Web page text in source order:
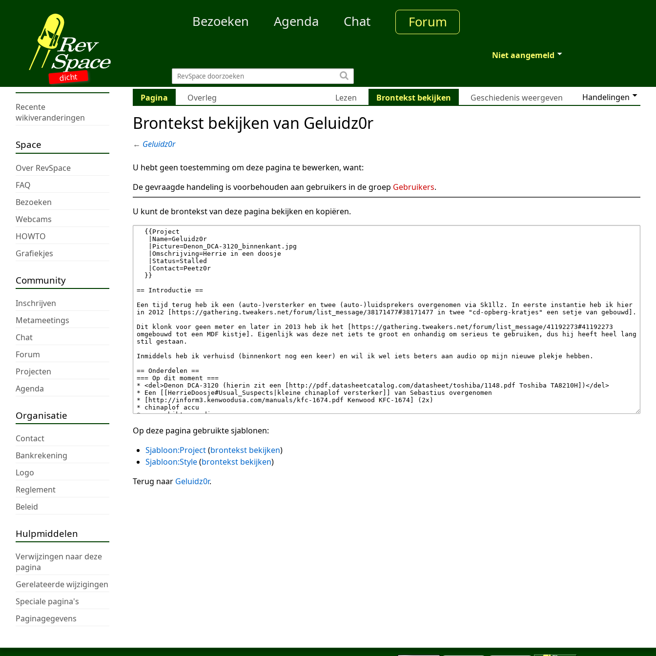
dicht
Bezoeken Agenda Chat Forum
Niet aangemeld
Recente
wikiveranderingen
Space
Over RevSpace
FAQ
Bezoeken
Webcams
HOWTO
Grafiekjes
Community
Inschrijven
Metameetings
Chat
Forum
Projecten
Agenda
Organisatie
Contact
Bankrekening
Logo
Reglement
Beleid
Hulpmiddelen
Verwijzingen naar deze
pagina
Gerelateerde wijzigingen
Speciale pagina's
Paginagegevens
Pagina Overleg Handelingen
Lezen Brontekst bekijken Geschiedenis weergeven
Brontekst bekijken van Geluidz0r
← Geluidz0r
U hebt geen toestemming om deze pagina te bewerken, want:
De gevraagde handeling is voorbehouden aan gebruikers in de groep Gebruikers.
U kunt de brontekst van deze pagina bekijken en kopiëren.
Op deze pagina gebruikte sjablonen:
Sjabloon:Project(brontekst bekijken)
Sjabloon:Style(brontekst bekijken)
Terug naar Geluidz0r.